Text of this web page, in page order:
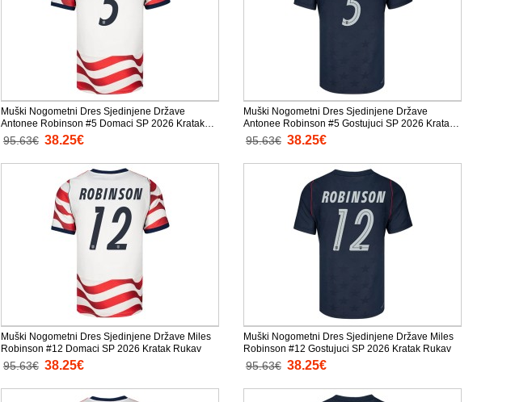
Muški Nogometni Dres Sjedinjene Države
Antonee Robinson #5 Domaci SP 2026 Kratak
Rukav
95.63€ 38.25€
Muški Nogometni Dres Sjedinjene Države
Antonee Robinson #5 Gostujuci SP 2026 Kratak
Rukav
95.63€ 38.25€
Muški Nogometni Dres Sjedinjene Države Miles
Robinson #12 Domaci SP 2026 Kratak Rukav
95.63€ 38.25€
Muški Nogometni Dres Sjedinjene Države Miles
Robinson #12 Gostujuci SP 2026 Kratak Rukav
95.63€ 38.25€